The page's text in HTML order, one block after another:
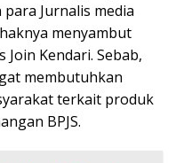
Jurnalis media
menyambut
Kendari. Sebab,
membutuhkan
terkait produk
BPJS.